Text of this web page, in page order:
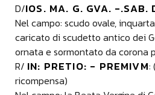
D/IOS. MA. G. GVA. -.SAB.
Nel campo: scudo ovale,
caricato di scudetto antico dei
ornata e sormontato da corona
R/ IN: PRETIO: - PREMIVM:
ricompensa)